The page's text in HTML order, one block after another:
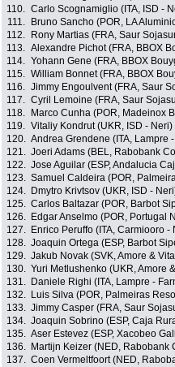
110. Carlo Scognamiglio (ITA, ISD -
111.
Bruno Sancho (POR, LA
112.
Rony Martias (FRA, Saur
113. Alexandre Pichot (FRA, BBOX
114. Yohann Gene (FRA, BBOX
115. William Bonnet (FRA, BBOX
116. Jimmy Engoulvent (FRA, Saur
117. Cyril Lemoine (FRA, Saur
118.
Marco Cunha (POR, Madeinox
119. Vitaliy Kondrut (UKR, ISD - Neri)
120. Andrea Grendene (ITA, Lampre
121. Joeri Adams (BEL, Rabobank
122. Jose Aguilar (ESP, Andalucia
123. Samuel Caldeira (POR,
124.
Dmytro Krivtsov (UKR, ISD -
125. Carlos Baltazar (POR, Barbot
126.
Edgar Anselmo (POR, Portugal
127.
Enrico Peruffo (ITA, Carmiooro -
128. Joaquin Ortega (ESP, Barbot
129. Jakub Novak (SVK, Amore &
130. Yuri Metlushenko (UKR, Amore
131.
Daniele Righi (ITA, Lampre -
132.
Luis Silva (POR, Palmeiras
133. Jimmy Casper (FRA, Saur
134. Joaquin Sobrino (ESP, Caja
135. Aser Estevez (ESP, Xacobeo
136.
Martijn Keizer (NED, Rabobank
137. Coen Vermeltfoort (NED,